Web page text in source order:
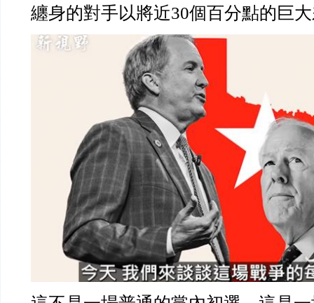
纏身的對手以將近30個百分點的巨